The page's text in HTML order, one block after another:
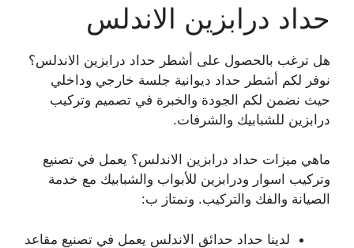
حداد درابزين الاندلس
هل ترغب بالحصول على أشطر حداد درابزين الاندلس؟
نوفر لكم أشطر حداد ديوانية جلسة خارجي وداخلي
حيث نضمن لكم الجودة والخبرة في تصميم وتركيب
درابزين للشبابيك والشرفات.
ماهي ميزات حداد درابزين الاندلس؟ يعمل في تصنيع
وتركيب اسوار ودرابزين للأبواب والشبابيك مع خدمة
الصيانة والفك والتركيب. ونمتاز ب:
لدينا حداد حدائق الاندلس يعمل في تصنيع مقاعد